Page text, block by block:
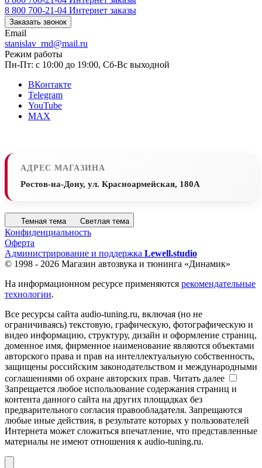
8 800 700-21-04 Интернет заказы
Заказать звонок
Email
stanislav_rnd@mail.ru
Режим работы
Пн-Пт: с 10:00 до 19:00, Сб-Вс выходной
ВКонтакте
Telegram
YouTube
MAX
АДРЕС МАГАЗИНА
Ростов-на-Дону, ул. Красноармейская, 180А
Темная тема Светлая тема
Конфиденциальность
Оферта
Администрирование и поддержка Lewell.studio
© 1998 - 2026 Магазин автозвука и тюнинга «Динамик»
На информационном ресурсе применяются рекомендательные
технологии.
Все ресурсы сайта audio-tuning.ru, включая (но не
ограничиваясь) текстовую, графическую, фотографическую и
видео информацию, структуру, дизайн и оформление страниц,
доменное имя, фирменное наименование являются объектами
авторского права и прав на интеллектуальную собственность,
защищены российским законодательством и международными
соглашениями об охране авторских прав. Читать далее
Запрещается любое использование содержания страниц и
контента данного сайта на других площадках без
предварительного согласия правообладателя. Запрещаются
любые иные действия, в результате которых у пользователей
Интернета может сложиться впечатление, что представленные
материалы не имеют отношения к audio-tuning.ru.